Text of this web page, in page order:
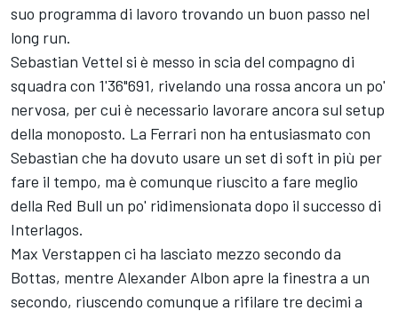
suo programma di lavoro trovando un buon passo nel
long run.
Sebastian Vettel si è messo in scia del compagno di
squadra con 1'36"691, rivelando una rossa ancora un po'
nervosa, per cui è necessario lavorare ancora sul setup
della monoposto. La Ferrari non ha entusiasmato con
Sebastian che ha dovuto usare un set di soft in più per
fare il tempo, ma è comunque riuscito a fare meglio
della Red Bull un po' ridimensionata dopo il successo di
Interlagos.
Max Verstappen ci ha lasciato mezzo secondo da
Bottas, mentre Alexander Albon apre la finestra a un
secondo, riuscendo comunque a rifilare tre decimi a